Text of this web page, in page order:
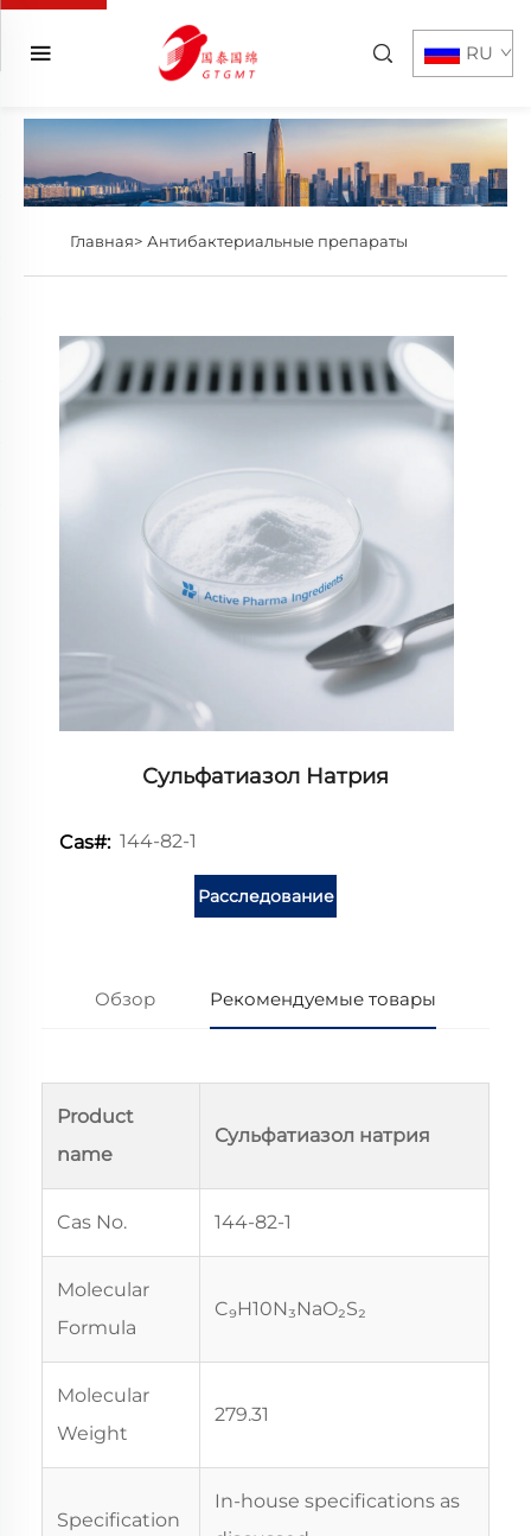
RU
Главная> Антибактериальные препараты
Сульфатиазол Натрия
Cas#: 144-82-1
Расследование
Обзор Рекомендуемые товары
Product
name
Сульфатиазол натрия
Cas No. 144-82-1
Molecular
Formula
C₉H10N₃NaO₂S₂
Molecular
Weight
279.31
Specification
In-house specifications as